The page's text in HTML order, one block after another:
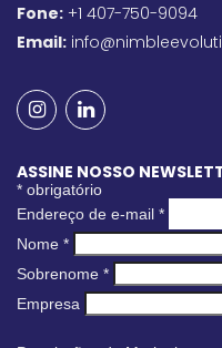
Fone: +1 407-750-9094
Email:
ASSINE NOSSO
* obrigatório
Endereço de e-mail *
Nome *
Sobrenome *
Empresa